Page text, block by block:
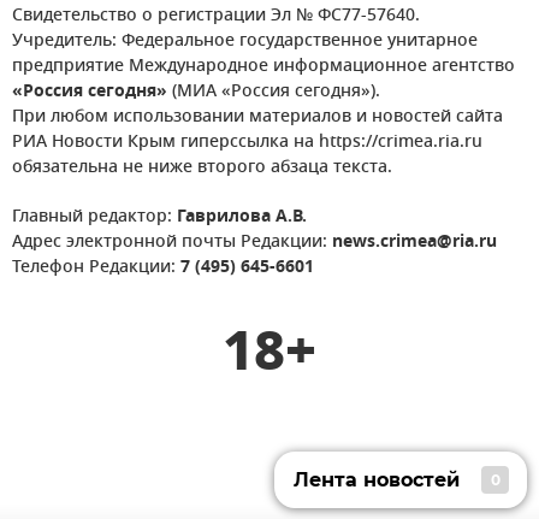
Свидетельство о регистрации Эл № ФС77-57640.
Учредитель: Федеральное государственное унитарное
предприятие Международное информационное агентство
«Россия сегодня» (МИА «Россия сегодня»).
При любом использовании материалов и новостей сайта
РИА Новости Крым гиперссылка на https://crimea.ria.ru
обязательна не ниже второго абзаца текста.
Главный редактор: Гаврилова А.В.
Адрес электронной почты Редакции: news.crimea@ria.ru
Телефон Редакции: 7 (495) 645-6601
18+
Лента новостей 0
Лента новостей